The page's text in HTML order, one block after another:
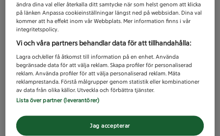
ändra dina val eller återkalla ditt samtycke när som helst genom att klicka
på länken Anpassa cookieinställningar längst ned på webbsidan. Dina val
kommer att ha effekt inom vår Webbplats. Mer information finns i vår
integritetspolicy.
Vi och våra partners behandlar data för att tillhandahålla:
Lagra och/eller få åtkomst till information på en enhet. Använda
begränsade data för att välja reklam. Skapa profiler för personaliserad
reklam. Använda profiler för att välja personaliserad reklam. Mäta
reklamprestanda. Förstå målgrupper genom statistik eller kombinationer
av data från olika källor. Utveckla och förbättra tjänster.
Lista över partner (leverantörer)
Jag accepterar